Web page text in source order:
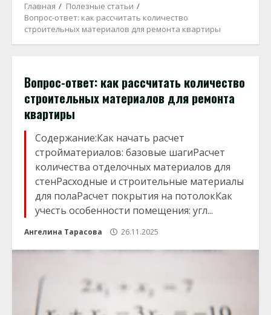
Главная
Полезные статьи
Вопрос-ответ: как рассчитать количество
строительных материалов для ремонта квартиры
Вопрос-ответ: как рассчитать количество
строительных материалов для ремонта
квартиры
Содержание:Как начать расчет
стройматериалов: базовые шагиРасчет
количества отделочных материалов для
стенРасходные и строительные материалы
для полаРасчет покрытия на потолокКак
учесть особенности помещения: угл...
Ангелина Тарасова 26.11.2025